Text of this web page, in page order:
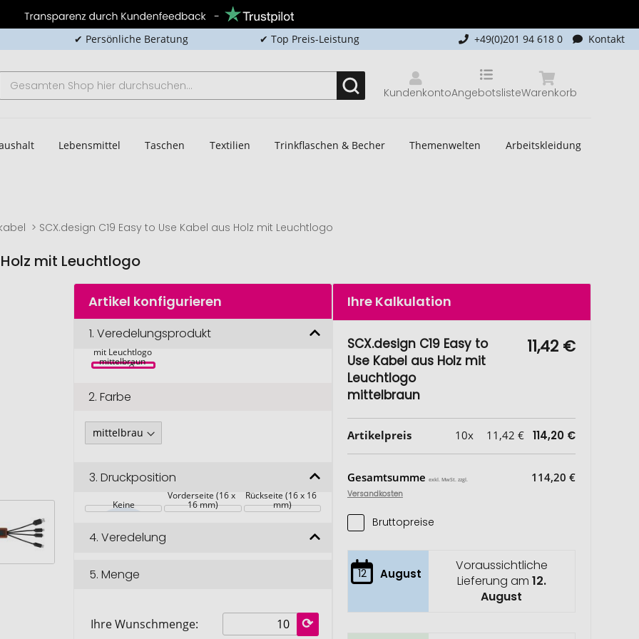
✔ Persönliche Beratung ✔ Top Preis-Leistung +49(0)201 94 618 0 Kontakt
Kundenkonto Warenkorb
Angebotsliste
Lebensmittel Taschen Textilien Trinkflaschen & Becher Themenwelten Arbeitskleidung
SCX.design C19 Easy to Use Kabel aus Holz mit Leuchtlogo
mit Leuchtlogo
Artikel konfigurieren
1.Veredelungsprodukt
Easy to Use
mit Leuchtlogo
mittelbraun
2.Farbe
3.Druckposition
Keine
Vorderseite (16 x
16 mm)
Rückseite (16 x 16
mm)
4.Veredelung
5.Menge
Ihre Wunschmenge:
Ihre Kalkulation
SCX.design C19 Easy to
Use Kabel aus Holz mit
Leuchtlogo
mittelbraun
11,42 €
Artikelpreis 10x 11,42 € 114,20 €
Gesamtsumme exkl. MwSt. zzgl.
Versandkosten
114,20 €
Bruttopreise
12 August
Voraussichtliche
Lieferung am 12.
August